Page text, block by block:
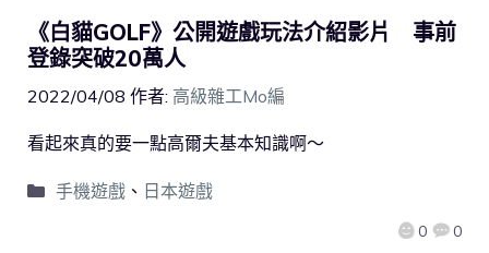
《白貓GOLF》公開遊戲玩法介紹影片 事前
登錄突破20萬人
2022/04/08 作者: 高級雜工Mo編
0 0
看起來真的要一點高爾夫基本知識啊～
手機遊戲、 日本遊戲